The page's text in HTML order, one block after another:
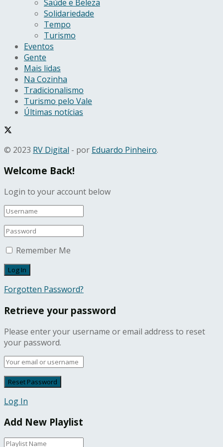
Saúde e Beleza
Solidariedade
Tempo
Turismo
Eventos
Gente
Mais lidas
Na Cozinha
Tradicionalismo
Turismo pelo Vale
Últimas notícias
© 2023 RV Digital - por Eduardo Pinheiro.
Welcome Back!
Login to your account below
Remember Me
Forgotten Password?
Retrieve your password
Please enter your username or email address to reset
your password.
Log In
Add New Playlist